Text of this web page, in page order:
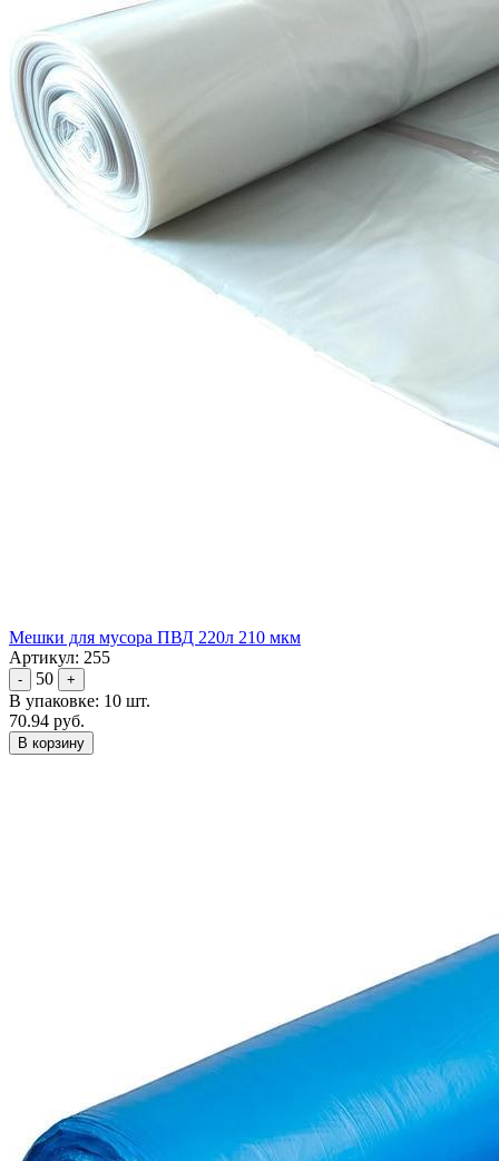
Мешки для мусора ПВД 220л 210 мкм
Артикул: 255
- 50 +
В упаковке: 10 шт.
70.94 руб.
В корзину